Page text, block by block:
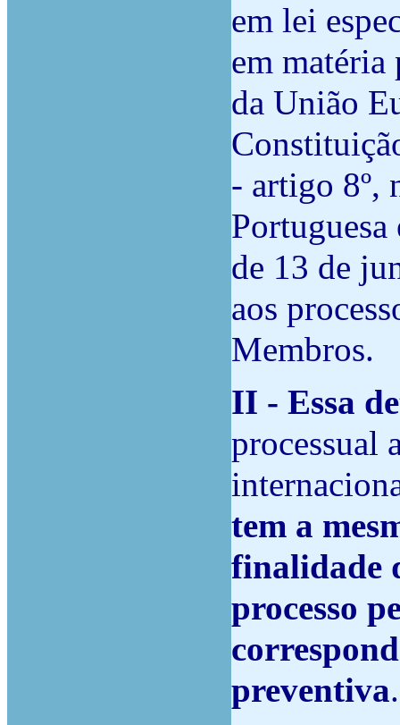
em lei
em matéria
da União
- artigo 8º,
de 13 de
aos
Membros.
II - Essa
processual
tem a
finalidade
processo
preventiva.